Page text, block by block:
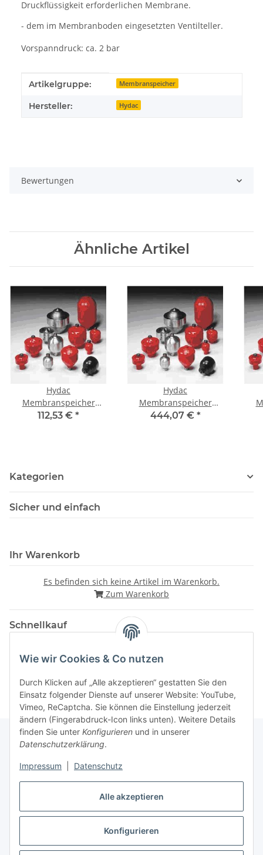
Alle akzeptieren
Konfigurieren
Wie wir Cookies & Co nutzen
Durch Klicken auf „Alle akzeptieren“ gestatten Sie den
Einsatz folgender Dienste auf unserer Website: YouTube,
Vimeo, ReCaptcha. Sie können die Einstellung jederzeit
ändern (Fingerabdruck-Icon links unten). Weitere Details
finden Sie unter Konfigurieren und in unserer
Datenschutzerklärung.
Impressum Datenschutz
Druckflüssigkeit erforderlichen Membrane.
- dem im Membranboden eingesetzten Ventilteller.
Vorspanndruck: ca. 2 bar
Produkteigenschaft
Wert
Artikelgruppe: Membranspeicher
Hersteller: Hydac
Bewertungen
Ähnliche Artikel
Hydac
Membranspeicher
Artikel-Nr.: 3041895
112,53 € *
Hydac
Membranspeicher
Artikel-Nr.: 3041953
444,07 € *
Kategorien
Sicher und einfach
Ihr Warenkorb
Es befinden sich keine Artikel im Warenkorb.
Zum Warenkorb
Schnellkauf
Gesetzliche Informationen
Vertrag widerrufen